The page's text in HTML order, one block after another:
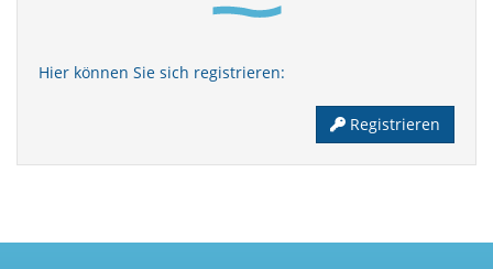
Hier können Sie sich registrieren:
Registrieren